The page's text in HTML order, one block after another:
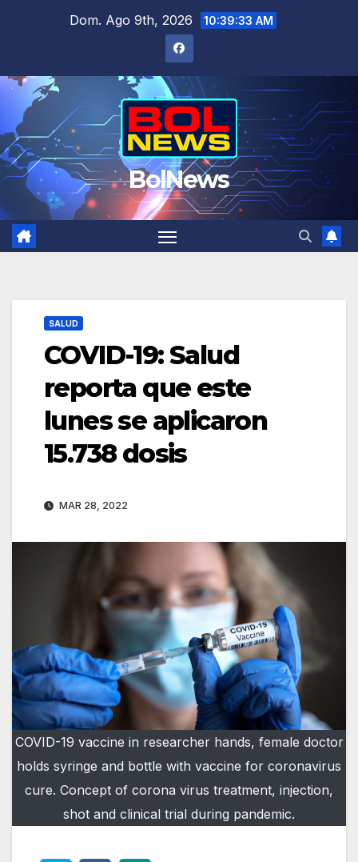
Dom. Ago 9th, 2026 10:39:34 AM
BolNews
SALUD
COVID-19: Salud
reporta que este
lunes se aplicaron
15.738 dosis
MAR 28, 2022
COVID-19 vaccine in researcher hands, female doctor
holds syringe and bottle with vaccine for coronavirus
cure. Concept of corona virus treatment, injection,
shot and clinical trial during pandemic.